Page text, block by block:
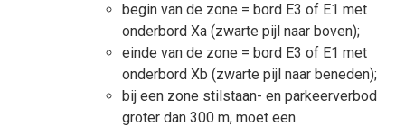
begin van de zone = bord E3 of E1 met
onderbord Xa (zwarte pijl naar boven);
einde van de zone = bord E3 of E1 met
onderbord Xb (zwarte pijl naar beneden);
bij een zone stilstaan- en parkeerverbod
groter dan 300 m, moet een